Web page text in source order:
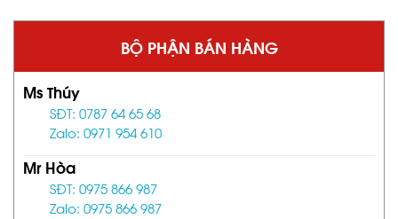
BỘ PHẬN BÁN HÀNG
Ms Thúy
SĐT: 0787 64 65 68
Zalo: 0971 954 610
Mr Hòa
SĐT: 0975 866 987
Zalo: 0975 866 987